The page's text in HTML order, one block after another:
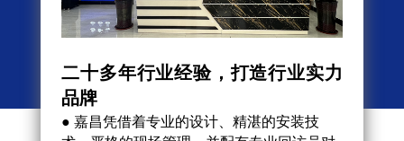
二十多年行业经验，打造行业实力
品牌
● 嘉昌凭借着专业的设计、精湛的安装技